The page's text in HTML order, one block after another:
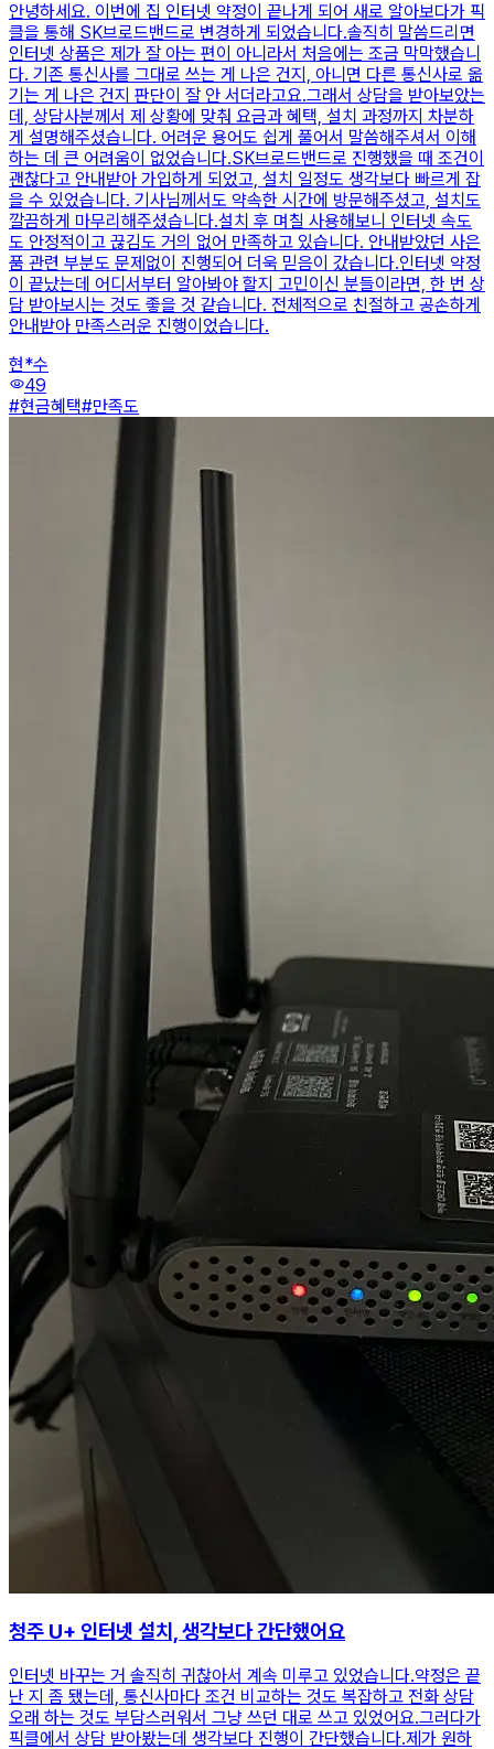
안녕하세요. 이번에 집 인터넷 약정이 끝나게 되어 새로 알아보다가 픽
클을 통해 SK브로드밴드로 변경하게 되었습니다.솔직히 말씀드리면
인터넷 상품은 제가 잘 아는 편이 아니라서 처음에는 조금 막막했습니
다. 기존 통신사를 그대로 쓰는 게 나은 건지, 아니면 다른 통신사로 옮
기는 게 나은 건지 판단이 잘 안 서더라고요.그래서 상담을 받아보았는
데, 상담사분께서 제 상황에 맞춰 요금과 혜택, 설치 과정까지 차분하
게 설명해주셨습니다. 어려운 용어도 쉽게 풀어서 말씀해주셔서 이해
하는 데 큰 어려움이 없었습니다.SK브로드밴드로 진행했을 때 조건이
괜찮다고 안내받아 가입하게 되었고, 설치 일정도 생각보다 빠르게 잡
을 수 있었습니다. 기사님께서도 약속한 시간에 방문해주셨고, 설치도
깔끔하게 마무리해주셨습니다.설치 후 며칠 사용해보니 인터넷 속도
도 안정적이고 끊김도 거의 없어 만족하고 있습니다. 안내받았던 사은
품 관련 부분도 문제없이 진행되어 더욱 믿음이 갔습니다.인터넷 약정
이 끝났는데 어디서부터 알아봐야 할지 고민이신 분들이라면, 한 번 상
담 받아보시는 것도 좋을 것 같습니다. 전체적으로 친절하고 공손하게
안내받아 만족스러운 진행이었습니다.
현*수
visibility49
#현금혜택#만족도
청주 U+ 인터넷 설치, 생각보다 간단했어요
인터넷 바꾸는 거 솔직히 귀찮아서 계속 미루고 있었습니다.약정은 끝
난 지 좀 됐는데, 통신사마다 조건 비교하는 것도 복잡하고 전화 상담
오래 하는 것도 부담스러워서 그냥 쓰던 대로 쓰고 있었어요.그러다가
픽클에서 상담 받아봤는데 생각보다 진행이 간단했습니다.제가 원하